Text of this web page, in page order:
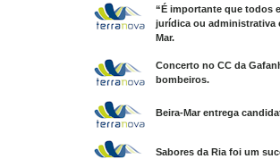
“É importante que todos
jurídica ou administrativa
Mar.
Concerto no CC da
bombeiros.
Beira-Mar entrega
Sabores da Ria foi um